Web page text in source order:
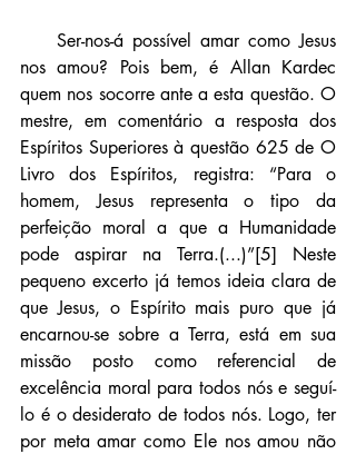
nos amou? Pois bem, é Allan Kardec
quem nos socorre ante a esta questão. O
mestre, em comentário a resposta dos
Espíritos Superiores à questão 625 de O
Livro dos Espíritos, registra: “Para o
homem, Jesus representa o tipo da
perfeição moral a que a Humanidade
pode aspirar na Terra.(...)”[5] Neste
pequeno excerto já temos ideia clara de
que Jesus, o Espírito mais puro que já
encarnou-se sobre a Terra, está em sua
missão posto como referencial de
excelência moral para todos nós e seguí-
lo é o desiderato de todos nós. Logo, ter
por meta amar como Ele nos amou não